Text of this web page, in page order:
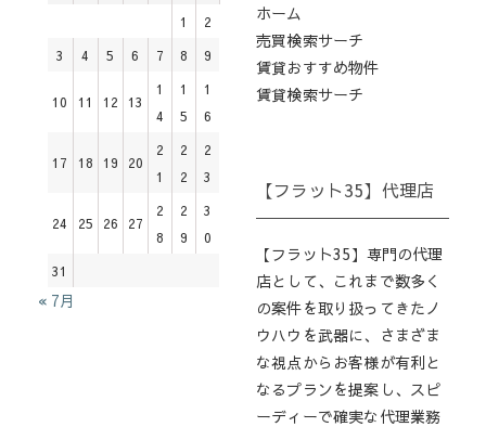
1
2
3
4 5 6 7 8 9
10 11 12 13
1
4
1
5
1
6
17 18 19 20
2
1
2
2
2
3
24 25 26 27
2
8
2
9
3
0
31
« 7月
ホーム
売買検索サーチ
賃貸おすすめ物件
賃貸検索サーチ
【フラット35】代理店
【フラット35】専門の代理
店として、これまで数多く
の案件を取り扱ってきたノ
ウハウを武器に、さまざま
な視点からお客様が有利と
なるプランを提案し、スピ
ーディーで確実な代理業務